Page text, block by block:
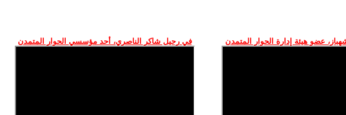
عضو هيئة إدارة الحوار المتمدن في رحيل شاكر الناصري، أحد مؤسسي الحوار المتمدن